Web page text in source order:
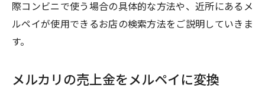
際コンビニで使う場合の具体的な方法や、近所にあるメ
ルペイが使用できるお店の検索方法をご説明していきま
す。
メルカリの売上金をメルペイに変換